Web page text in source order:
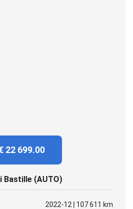
22 699.00
Bastille (AUTO)
2022-12 | 107 611 km